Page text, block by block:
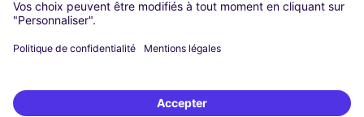
Berlin
Düsseldorf